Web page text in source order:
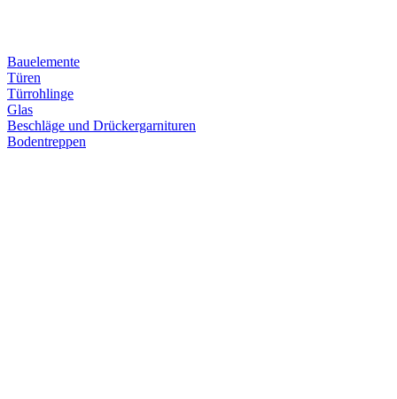
Bauelemente
Türen
Türrohlinge
Glas
Beschläge und Drückergarnituren
Bodentreppen